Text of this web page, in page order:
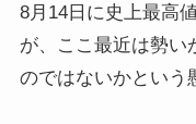
8月14日に史上最高
が、ここ最近は勢い
のではないかという